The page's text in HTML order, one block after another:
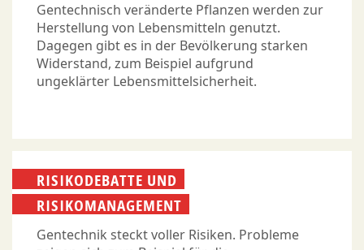
Gentechnisch veränderte Pflanzen werden zur
Herstellung von Lebensmitteln genutzt.
Dagegen gibt es in der Bevölkerung starken
Widerstand, zum Beispiel aufgrund
ungeklärter Lebensmittelsicherheit.
RISIKODEBATTE UND
RISIKOMANAGEMENT
Gentechnik steckt voller Risiken. Probleme